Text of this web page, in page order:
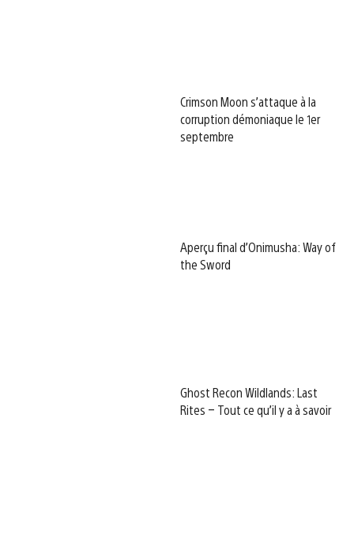
Crimson Moon s’attaque à la
corruption démoniaque le 1er
septembre
Aperçu final d’Onimusha: Way of
the Sword
Ghost Recon Wildlands: Last
Rites – Tout ce qu’il y a à savoir